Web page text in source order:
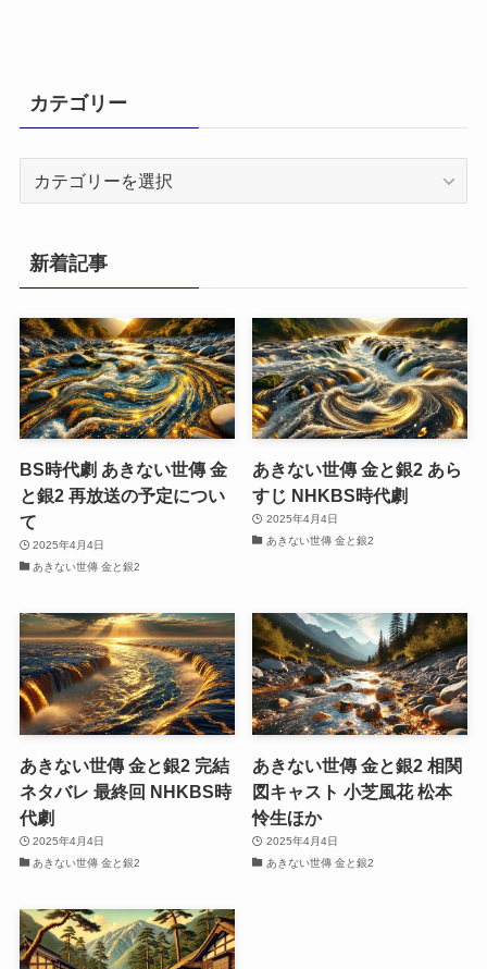
カテゴリー
リ
ー
新着記事
BS時代劇 あきない世傳 金
と銀2 再放送の予定につい
て
2025年4月4日
あきない世傳 金と銀2
あきない世傳 金と銀2 あら
すじ NHKBS時代劇
2025年4月4日
あきない世傳 金と銀2
あきない世傳 金と銀2 完結
ネタバレ 最終回 NHKBS時
代劇
2025年4月4日
あきない世傳 金と銀2
あきない世傳 金と銀2 相関
図キャスト 小芝風花 松本
怜生ほか
2025年4月4日
あきない世傳 金と銀2